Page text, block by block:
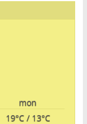
mon
19°C/ 13°C